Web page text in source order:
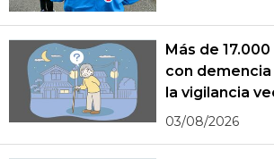
Más de
con demencia
la vigilancia
03/08/2026